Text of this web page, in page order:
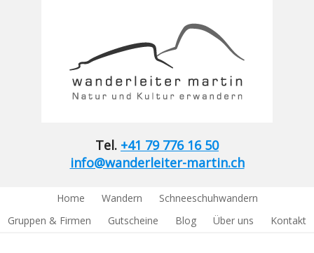
Tel. +41 79 776 16 50
info@wanderleiter-martin.ch
Home Wandern
Schneeschuhwandern
Gruppen & Firmen
Gutscheine Blog Über uns Kontakt